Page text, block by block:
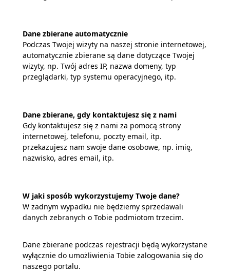
Dane zbierane automatycznie
Podczas Twojej wizyty na naszej stronie internetowej,
automatycznie zbierane są dane dotyczące Twojej
wizyty, np. Twój adres IP, nazwa domeny, typ
przeglądarki, typ systemu operacyjnego, itp.
Dane zbierane, gdy kontaktujesz się z nami
Gdy kontaktujesz się z nami za pomocą strony
internetowej, telefonu, poczty email, itp.
przekazujesz nam swoje dane osobowe, np. imię,
nazwisko, adres email, itp.
W jaki sposób wykorzystujemy Twoje dane?
W żadnym wypadku nie będziemy sprzedawali
danych zebranych o Tobie podmiotom trzecim.
Dane zbierane podczas rejestracji będą wykorzystane
wyłącznie do umożliwienia Tobie zalogowania się do
naszego portalu.